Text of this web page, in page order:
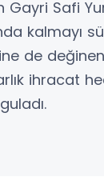
Gayri Safi
kalmayı
de
ihracat